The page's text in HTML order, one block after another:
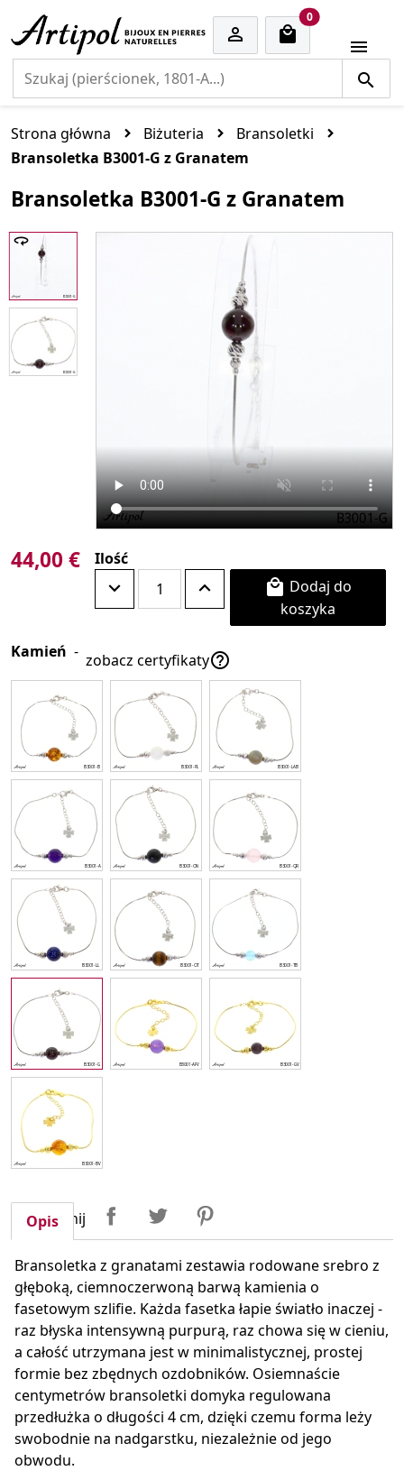

0cart items

Strona główna Biżuteria
Bransoletki
Bransoletka B3001-G z Granatem
Bransoletka B3001-G z Granatem
44,00 € Ilość

koszyka
Kamień - zobacz certyfikaty
Udostępnij UdostępnijTweetuj
Opis
Bransoletka z granatami zestawia rodowane srebro z
głęboką, ciemnoczerwoną barwą kamienia o
fasetowym szlifie. Każda fasetka łapie światło inaczej -
raz błyska intensywną purpurą, raz chowa się w cieniu,
a całość utrzymana jest w minimalistycznej, prostej
formie bez zbędnych ozdobników. Osiemnaście
centymetrów bransoletki domyka regulowana
przedłużka o długości 4 cm, dzięki czemu forma leży
swobodnie na nadgarstku, niezależnie od jego
obwodu.